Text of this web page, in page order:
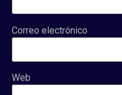
Correo electrónico
Web